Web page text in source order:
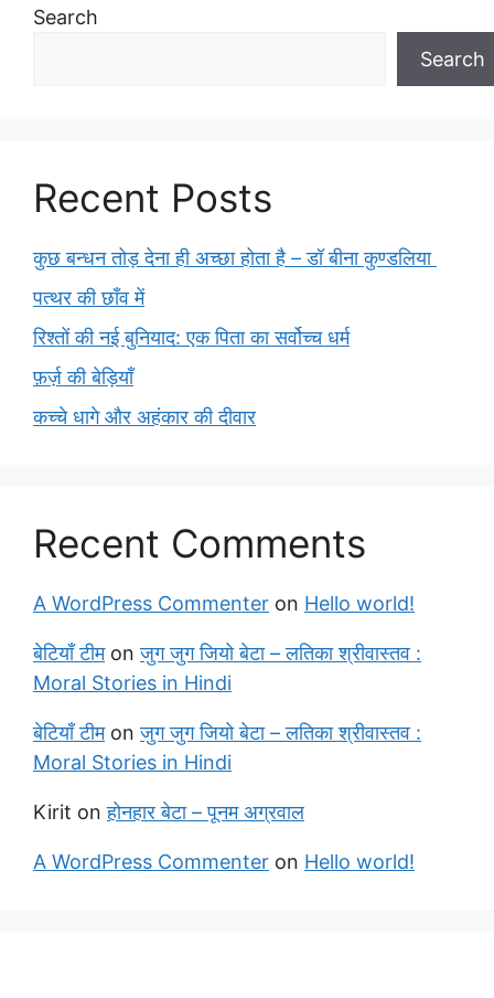
Search
Search
Recent Posts
कुछ बन्धन तोड़ देना ही अच्छा होता है – डॉ बीना कुण्डलिया
पत्थर की छाँव में
रिश्तों की नई बुनियाद: एक पिता का सर्वोच्च धर्म
फ़र्ज़ की बेड़ियाँ
कच्चे धागे और अहंकार की दीवार
Recent Comments
A WordPress Commenter on Hello world!
बेटियाँ टीमonजुग जुग जियो बेटा – लतिका श्रीवास्तव :
Moral Stories in Hindi
बेटियाँ टीमonजुग जुग जियो बेटा – लतिका श्रीवास्तव :
Moral Stories in Hindi
Kirit onहोनहार बेटा – पूनम अग्रवाल
A WordPress Commenter on Hello world!